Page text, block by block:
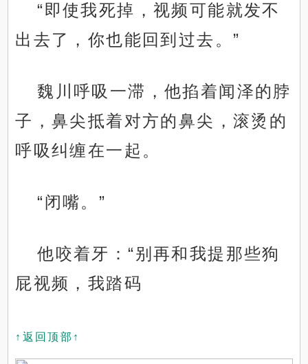
“即使我死掉，视频可能就发不
出去了，你也能回到过去。”
魏川呼吸一滞，他掐着闻泽的脖
子，鼻尖抵着对方的鼻尖，滚烫的
呼吸纠缠在一起。
“闭嘴。”
他咬着牙：“别再和我提那些狗
屁视频，我踏码
↑返回顶部↑